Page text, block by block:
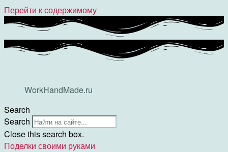
Перейти к содержимому
WorkHandMade.ru
Search
Search
Close this search box.
Поделки своими руками